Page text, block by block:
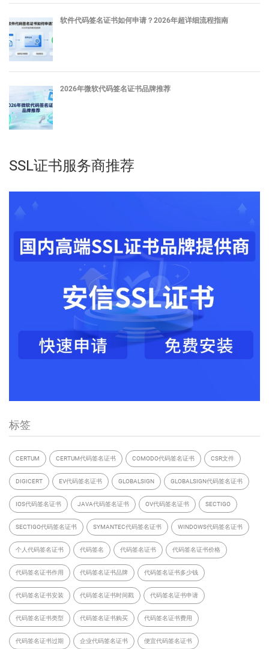
软件代码签名证书如何申请？2026年超详细流程指南
2026年微软代码签名证书品牌推荐
SSL证书服务商推荐
标签
CERTUM CERTUM代码签名证书 COMODO代码签名证书 CSR文件
DIGICERT EV代码签名证书 GLOBALSIGN GLOBALSIGN代码签名证书
IOS代码签名证书 JAVA代码签名证书 OV代码签名证书 SECTIGO
SECTIGO代码签名证书 SYMANTEC代码签名证书 WINDOWS代码签名证书
个人代码签名证书 代码签名 代码签名证书 代码签名证书价格
代码签名证书作用 代码签名证书品牌 代码签名证书多少钱
代码签名证书安装 代码签名证书时间戳 代码签名证书申请
代码签名证书类型 代码签名证书购买 代码签名证书费用
代码签名证书过期 企业代码签名证书 便宜代码签名证书